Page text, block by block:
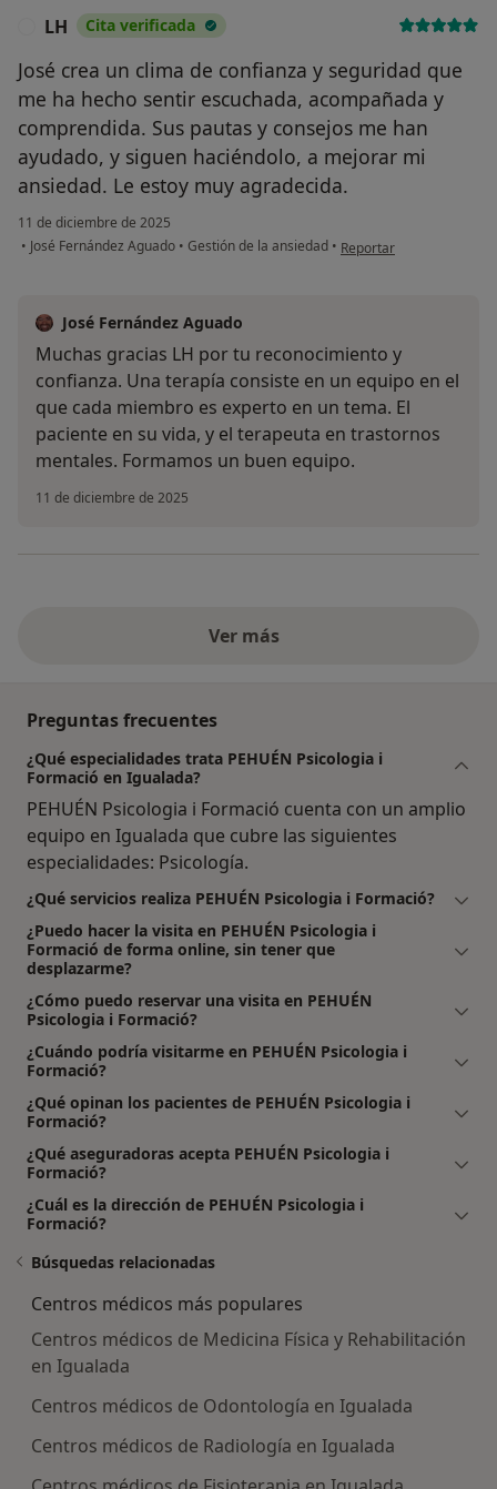
LH Cita verificada
José crea un clima de confianza y seguridad que
me ha hecho sentir escuchada, acompañada y
comprendida. Sus pautas y consejos me han
ayudado, y siguen haciéndolo, a mejorar mi
ansiedad. Le estoy muy agradecida.
11 de diciembre de 2025
• José Fernández Aguado • Gestión de la ansiedad • en opinión del usuario LH
Reportar
José Fernández Aguado
Muchas gracias LH por tu reconocimiento y
confianza. Una terapía consiste en un equipo en el
que cada miembro es experto en un tema. El
paciente en su vida, y el terapeuta en trastornos
mentales. Formamos un buen equipo.
11 de diciembre de 2025
Ver más
Preguntas frecuentes
¿Qué especialidades trata PEHUÉN Psicologia i
Formació en Igualada?
PEHUÉN Psicologia i Formació cuenta con un amplio
equipo en Igualada que cubre las siguientes
especialidades: Psicología.
¿Qué servicios realiza PEHUÉN Psicologia i Formació?
¿Puedo hacer la visita en PEHUÉN Psicologia i
Formació de forma online, sin tener que
desplazarme?
¿Cómo puedo reservar una visita en PEHUÉN
Psicologia i Formació?
¿Cuándo podría visitarme en PEHUÉN Psicologia i
Formació?
¿Qué opinan los pacientes de PEHUÉN Psicologia i
Formació?
¿Qué aseguradoras acepta PEHUÉN Psicologia i
Formació?
¿Cuál es la dirección de PEHUÉN Psicologia i
Formació?
Búsquedas relacionadas
Centros médicos más populares
Centros médicos de Medicina Física y Rehabilitación
en Igualada
Centros médicos de Odontología en Igualada
Centros médicos de Radiología en Igualada